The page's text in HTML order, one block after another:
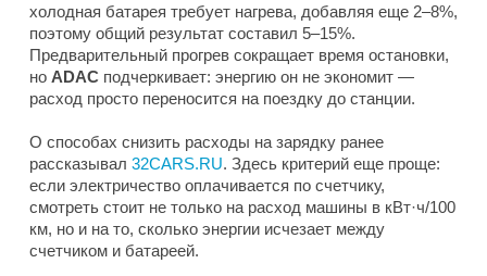
холодная батарея требует нагрева, добавляя еще 2–8%,
поэтому общий результат составил 5–15%.
Предварительный прогрев сокращает время остановки,
но ADAC подчеркивает: энергию он не экономит —
расход просто переносится на поездку до станции.
О способах снизить расходы на зарядку ранее
рассказывал 32CARS.RU. Здесь критерий еще проще:
если электричество оплачивается по счетчику,
смотреть стоит не только на расход машины в кВт·ч/100
км, но и на то, сколько энергии исчезает между
счетчиком и батареей.